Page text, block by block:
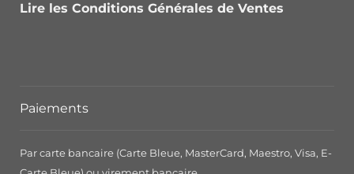
Lire les Conditions Générales de Ventes
Paiements
Par carte bancaire (Carte Bleue, MasterCard, Maestro, Visa, E-